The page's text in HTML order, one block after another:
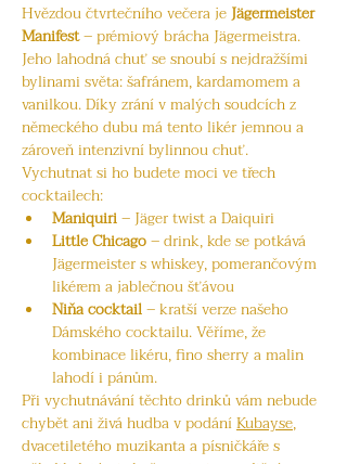
Hvězdou čtvrtečního večera je Jägermeister
Manifest – prémiový brácha Jägermeistra.
Jeho lahodná chuť se snoubí s nejdražšími
bylinami světa: šafránem, kardamomem a
vanilkou. Díky zrání v malých soudcích z
německého dubu má tento likér jemnou a
zároveň intenzivní bylinnou chuť.
Vychutnat si ho budete moci ve třech
cocktailech:
Maniquiri – Jäger twist a Daiquiri
Little Chicago – drink, kde se potkává
Jägermeister s whiskey, pomerančovým
likérem a jablečnou šťávou
Niňa cocktail – kratší verze našeho
Dámského cocktailu. Věříme, že
kombinace likéru, fino sherry a malin
lahodí i pánům.
Při vychutnávání těchto drinků vám nebude
chybět ani živá hudba v podání Kubayse,
dvacetiletého muzikanta a písničkáře s